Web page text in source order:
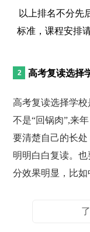
以上排名不分先
标准，课程安排
高考复读选择
高考复读选择学
不是“回锅肉”,来
要清楚自己的长
明明白白复读。
分效果明显，比如